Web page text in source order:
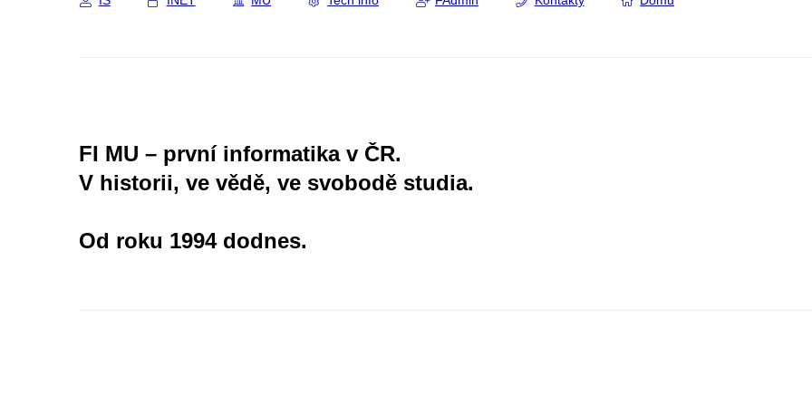
FI MU – první informatika v ČR.
V historii, ve vědě, ve svobodě studia.
Od roku 1994 dodnes.